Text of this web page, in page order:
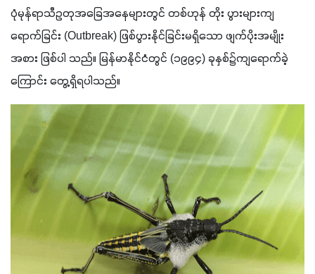
ပုံမုန်ရာသီဥတုအခြေအနေများတွင် တစ်ဟုန် တိုး ပွားများကျ
ရောက်ခြင်း (Outbreak) ဖြစ်ပွားနိုင်ခြင်းမရှိသော ဖျက်ပိုးအမျိုး
အစား ဖြစ်ပါ သည်။ မြန်မာနိုင်ငံတွင် (၁၉၉၄) ခုနှစ်၌ကျရောက်ခဲ့
ကြောင်း တွေ့ရှိရပါသည်။